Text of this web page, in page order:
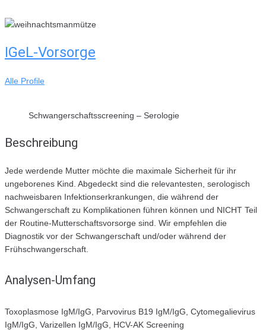
to
IGeL-Vorsorge
Alle Profile
Schwangerschaftsscreening – Serologie
Beschreibung
Jede werdende Mutter möchte die maximale Sicherheit für ihr
ungeborenes Kind. Abgedeckt sind die relevantesten, serologisch
nachweisbaren Infektionserkrankungen, die während der
Schwangerschaft zu Komplikationen führen können und NICHT Teil
der Routine-Mutterschaftsvorsorge sind. Wir empfehlen die
Diagnostik vor der Schwangerschaft und/oder während der
Frühschwangerschaft.
Analysen-Umfang
Toxoplasmose IgM/IgG, Parvovirus B19 IgM/IgG, Cytomegalievirus
IgM/IgG, Varizellen IgM/IgG, HCV-AK Screening